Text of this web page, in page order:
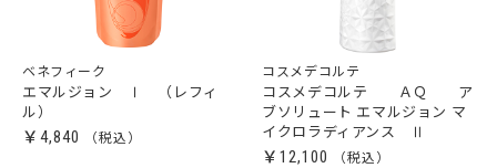
ベネフィーク
エマルジョン Ⅰ （レフィ
ル）
￥4,840
コスメデコルテ
コスメデコルテ ＡＱ ア
ブソリュート エマルジョン マ
イクロラディアンス Ⅱ
￥12,100